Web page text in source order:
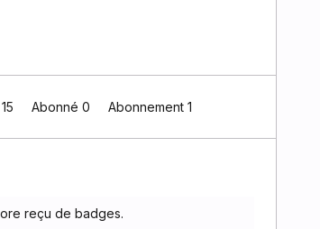
Abonné 0 Abonnement 1
reçu de badges.